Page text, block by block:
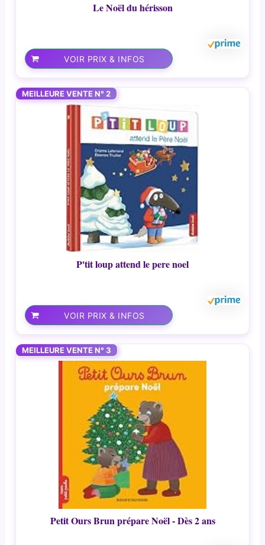
Le Noël du hérisson
VOIR PRIX & INFOS
MEILLEURE VENTE N° 2
P'tit loup attend le pere noel
VOIR PRIX & INFOS
MEILLEURE VENTE N° 3
Petit Ours Brun prépare Noël - Dès 2 ans